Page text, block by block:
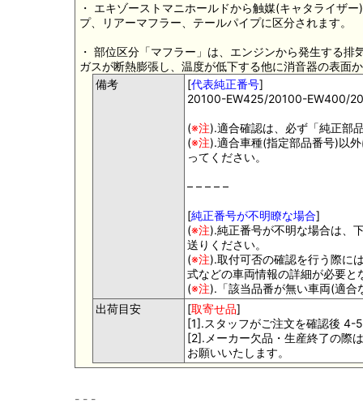
・ エキゾーストマニホールドから触媒(キャタライザ
プ、リアーマフラー、テールパイプに区分されます。
・ 部位区分「マフラー」は、エンジンから発生する
ガスが断熱膨張し、温度が低下する他に消音器の表面
備考
[代表純正番号]
20100-EW425/20100-EW400/
(※注).適合確認は、必ず「純正部
(※注).適合車種(指定部品番号)以
ってください。
– – – – –
[純正番号が不明瞭な場合]
(※注).純正番号が不明な場合は、
送りください。
(※注).取付可否の確認を行う際に
式などの車両情報の詳細が必要と
(※注).「該当品番が無い車両(適合
出荷目安
[取寄せ品]
[1].スタッフがご注文を確認後 4-
[2].メーカー欠品・生産終了の際
お願いいたします。